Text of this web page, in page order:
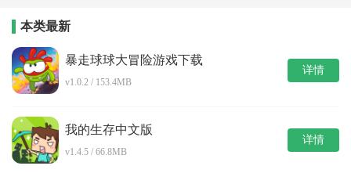
本类最新
暴走球球大冒险游戏下载
v1.0.2 / 153.4MB
详情
我的生存中文版
v1.4.5 / 66.8MB
详情